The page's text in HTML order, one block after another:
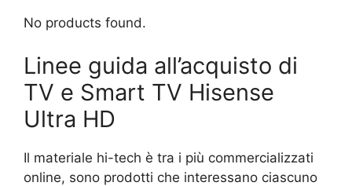
No products found.
Linee guida all’acquisto di
TV e Smart TV Hisense
Ultra HD
Il materiale hi-tech è tra i più commercializzati
online, sono prodotti che interessano ciascuno